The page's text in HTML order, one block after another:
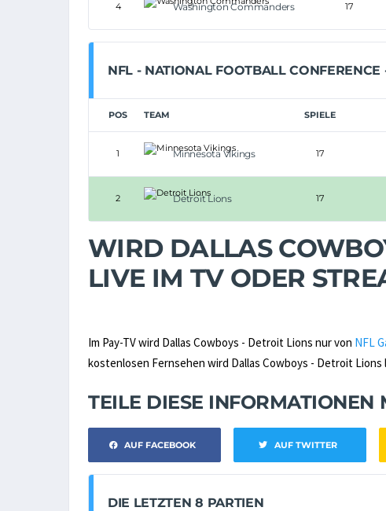
4 Washington Commanders 17
NFL - NATIONAL FOOTBALL CONFERENCE
POS TEAM SPIELE
1 Minnesota Vikings 17
2 Detroit Lions 17
WIRD DALLAS
LIVE IM TV ODER
Im Pay-TV wird Dallas Cowboys - Detroit Lions nur von NFL
kostenlosen Fernsehen wird Dallas Cowboys - Detroit
TEILE DIESE INFORMATIONEN
AUF FACEBOOK AUF TWITTER
DIE LETZTEN 8 PARTIEN